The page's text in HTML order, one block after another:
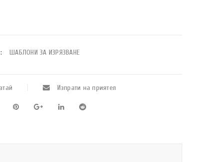
ШАБЛОНИ ЗА ИЗРЯЗВАНЕ
Изпрати на приятел